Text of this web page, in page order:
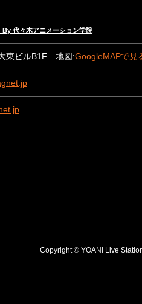
代々木アニメーション学院
東ビルB1F 地図:GoogleMAPで見
Copyright © YOANI Live